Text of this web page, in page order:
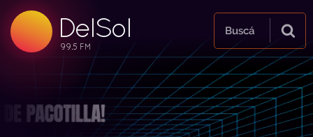
DelSol
99.5 FM
99.5 FM
99.5 FM
Buscá